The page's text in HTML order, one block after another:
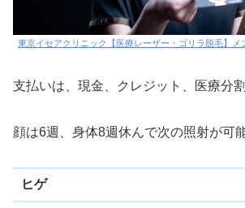
東京イセアクリニック【医療レーザー・ゴリラ脱毛】メ
支払いは、現金、クレジット、医療分
顔は6週、身体8週休んで次の照射が可能
ヒゲ